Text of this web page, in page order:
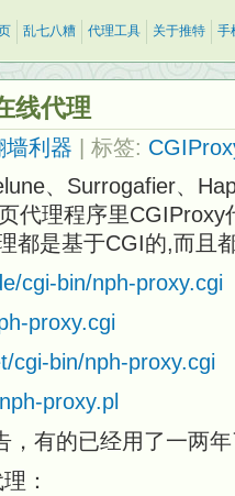
乱七八糟 代理工具 关于推特 手
线代理
墙利器 | 标签:
、Surrogafier、
代理程序里
都是基于CGI的,而且
cgi-bin/nph-proxy.cgi
proxy.cgi
cgi-bin/nph-proxy.cgi
proxy.pl
，有的已经用了一两
：